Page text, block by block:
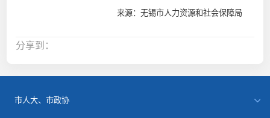
来源：无锡市人力资源和社会保障局
分享到：
市人大、市政协